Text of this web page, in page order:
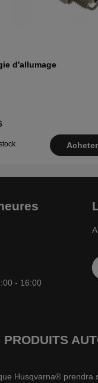
d'allumage
Acheter
- 16:00
Husqvarna®